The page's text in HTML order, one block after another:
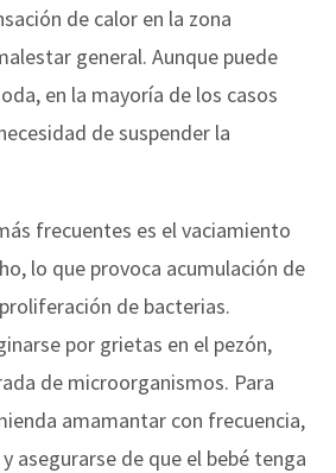
de calor en la zona
general. Aunque puede
en la mayoría de los casos
de suspender la
frecuentes es el vaciamiento
lo que provoca acumulación de
de bacterias.
por grietas en el pezón,
de microorganismos. Para
amamantar con frecuencia,
asegurarse de que el bebé tenga